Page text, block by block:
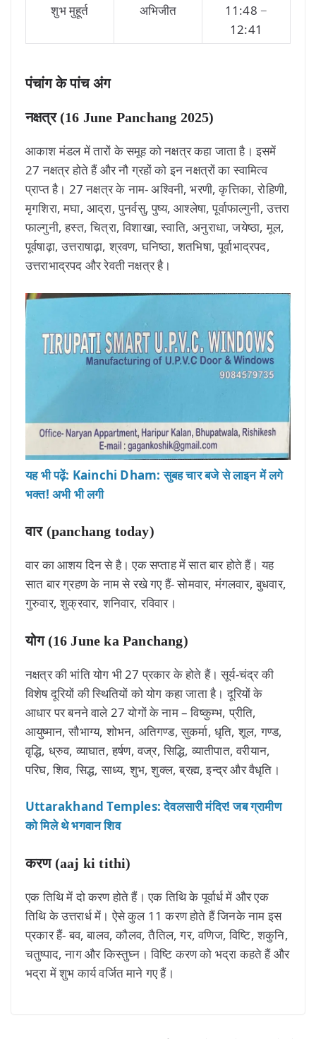
शुभ मुहूर्त
अभिजीत
11:48 −
12:41
पंचांग के पांच अंग
नक्षत्र (16 June Panchang 2025)
आकाश मंडल में तारों के समूह को नक्षत्र कहा जाता है। इसमें
27 नक्षत्र होते हैं और नौ ग्रहों को इन नक्षत्रों का स्वामित्व
प्राप्त है। 27 नक्षत्र के नाम- अश्विनी, भरणी, कृत्तिका, रोहिणी,
मृगशिरा, मघा, आद्रा, पुनर्वसु, पुष्य, आश्लेषा, पूर्वाफाल्गुनी, उत्तरा
फाल्गुनी, हस्त, चित्रा, विशाखा, स्वाति, अनुराधा, जयेष्ठा, मूल,
पूर्वषाढ़ा, उत्तराषाढ़ा, श्रवण, घनिष्ठा, शतभिषा, पूर्वाभाद्रपद,
उत्तराभाद्रपद और रेवती नक्षत्र है।
यह भी पढ़ें: Kainchi Dham: सुबह चार बजे से लाइन में लगे
भक्त! अभी भी लगी
वार (panchang today)
वार का आशय दिन से है। एक सप्ताह में सात बार होते हैं। यह
सात बार ग्रहण के नाम से रखे गए हैं- सोमवार, मंगलवार, बुधवार,
गुरुवार, शुक्रवार, शनिवार, रविवार।
योग (16 June ka Panchang)
नक्षत्र की भांति योग भी 27 प्रकार के होते हैं। सूर्य-चंद्र की
विशेष दूरियों की स्थितियों को योग कहा जाता है। दूरियों के
आधार पर बनने वाले 27 योगों के नाम – विष्कुम्भ, प्रीति,
आयुष्मान, सौभाग्य, शोभन, अतिगण्ड, सुकर्मा, धृति, शूल, गण्ड,
वृद्धि, ध्रुव, व्याघात, हर्षण, वज्र, सिद्धि, व्यातीपात, वरीयान,
परिघ, शिव, सिद्ध, साध्य, शुभ, शुक्ल, ब्रह्म, इन्द्र और वैधृति।
Uttarakhand Temples: देवलसारी मंदिर! जब ग्रामीण
को मिले थे भगवान शिव
करण (aaj ki tithi)
एक तिथि में दो करण होते हैं। एक तिथि के पूर्वार्ध में और एक
तिथि के उत्तरार्ध में। ऐसे कुल 11 करण होते हैं जिनके नाम इस
प्रकार हैं- बव, बालव, कौलव, तैतिल, गर, वणिज, विष्टि, शकुनि,
चतुष्पाद, नाग और किस्तुघ्न। विष्टि करण को भद्रा कहते हैं और
भद्रा में शुभ कार्य वर्जित माने गए हैं।